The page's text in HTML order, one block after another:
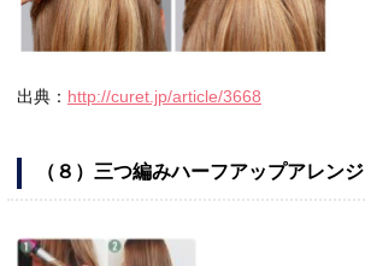
出典： http://curet.jp/article/3668
（８）三つ編みハーフアップアレンジ